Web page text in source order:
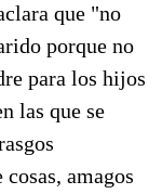
que "no
porque no
para los hijos
las que se
amagos